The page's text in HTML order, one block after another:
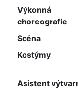
Výkonná
choreografie
Scéna
Kostýmy
Asistent